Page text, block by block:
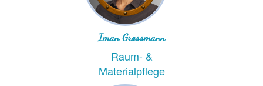
Iman Grossmann
Raum- &
Materialpflege